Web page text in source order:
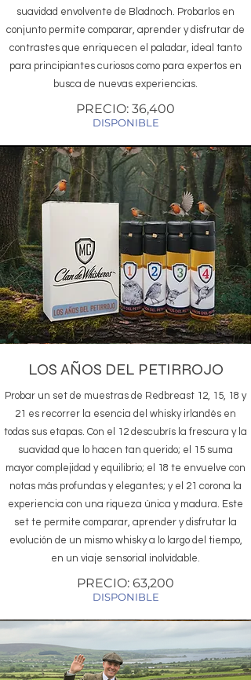
suavidad envolvente de Bladnoch. Probarlos en
conjunto permite comparar, aprender y disfrutar de
contrastes que enriquecen el paladar, ideal tanto
para principiantes curiosos como para expertos en
busca de nuevas experiencias.
PRECIO: 36,400
DISPONIBLE
LOS AÑOS DEL PETIRROJO
Probar un set de muestras de Redbreast 12, 15, 18 y
21 es recorrer la esencia del whisky irlandés en
todas sus etapas. Con el 12 descubrís la frescura y la
suavidad que lo hacen tan querido; el 15 suma
mayor complejidad y equilibrio; el 18 te envuelve con
notas más profundas y elegantes; y el 21 corona la
experiencia con una riqueza única y madura. Este
set te permite comparar, aprender y disfrutar la
evolución de un mismo whisky a lo largo del tiempo,
en un viaje sensorial inolvidable.
PRECIO: 63,200
DISPONIBLE